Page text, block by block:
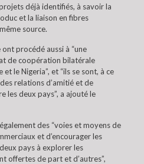
déjà identifiés, à savoir la
et la liaison en fibres
source.
procédé aussi à “une
de coopération bilatérale
le Nigeria”, et “ils se sont, à ce
relations d’amitié et de
les deux pays”, a ajouté le
des “voies et moyens de
et d’encourager les
pays à explorer les
offertes de part et d’autres”,